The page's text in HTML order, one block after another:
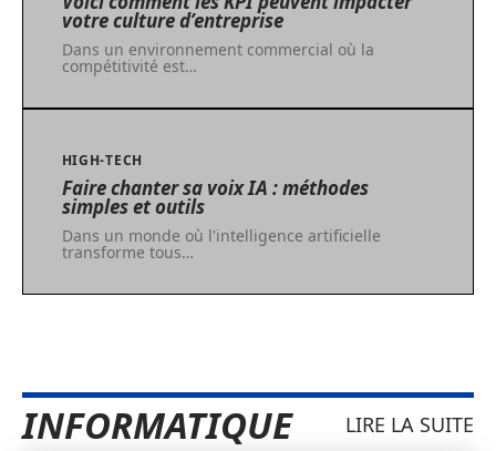
votre culture d’entreprise
Dans un environnement commercial où la
compétitivité est…
HIGH-TECH
Faire chanter sa voix IA : méthodes
simples et outils
Dans un monde où l'intelligence artificielle
transforme tous…
INFORMATIQUE LIRE LA SUITE